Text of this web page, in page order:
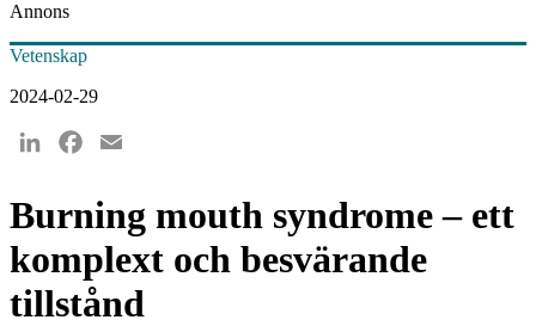
Annons
Vetenskap
2024-02-29
LinkedInFacebook
Burning mouth syndrome – ett
komplext och besvärande
tillstånd